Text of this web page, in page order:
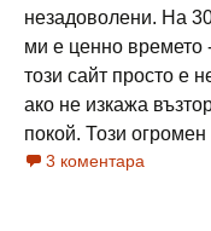
незадоволени. На
ми е ценно времето
този сайт просто е
ако не изкажа
покой. Този
3 коментара